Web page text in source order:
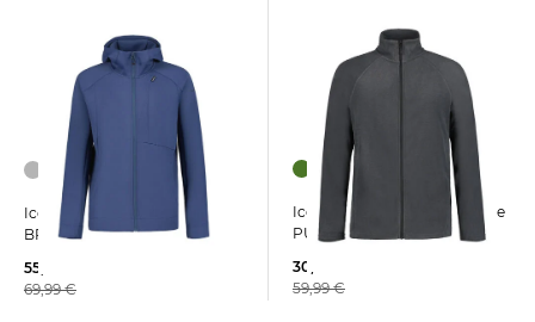
Icepeak | Herren Jacke
BRUNSVILLE
55,99 €
69,99 €
Icepeak | Herren Fleecejacke
PUTLITZ
30,00 €
59,99 €